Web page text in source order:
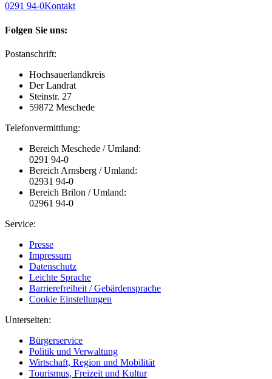
0291 94-0Kontakt
Folgen Sie uns:
Postanschrift:
Hochsauerlandkreis
Der Landrat
Steinstr. 27
59872 Meschede
Telefonvermittlung:
Bereich Meschede / Umland:
0291 94-0
Bereich Arnsberg / Umland:
02931 94-0
Bereich Brilon / Umland:
02961 94-0
Service:
Presse
Impressum
Datenschutz
Leichte Sprache
Barrierefreiheit / Gebärdensprache
Cookie Einstellungen
Unterseiten:
Bürgerservice
Politik und Verwaltung
Wirtschaft, Region und Mobilität
Tourismus, Freizeit und Kultur